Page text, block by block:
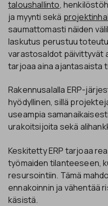
taloushallinto,
ja myynti sekä
saumattomasti näiden
laskutus perustuu
varastosaldot päivittyvät
tarjoaa aina ajantasaista
Rakennusalalla ERP-
hyödyllinen, sillä
useampia
urakoitsijoita sekä
Keskitetty ERP tarjoaa
työmaiden tilanteeseen,
resursointiin. Tämä
ennakoinnin ja vähentää
käsistä.